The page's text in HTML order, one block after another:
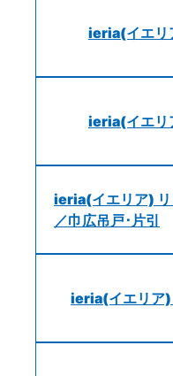
ieria(イエリ
ieria(イエリ
ieria(イエリア) リ
／巾広吊戸･片引
ieria(イエリア)